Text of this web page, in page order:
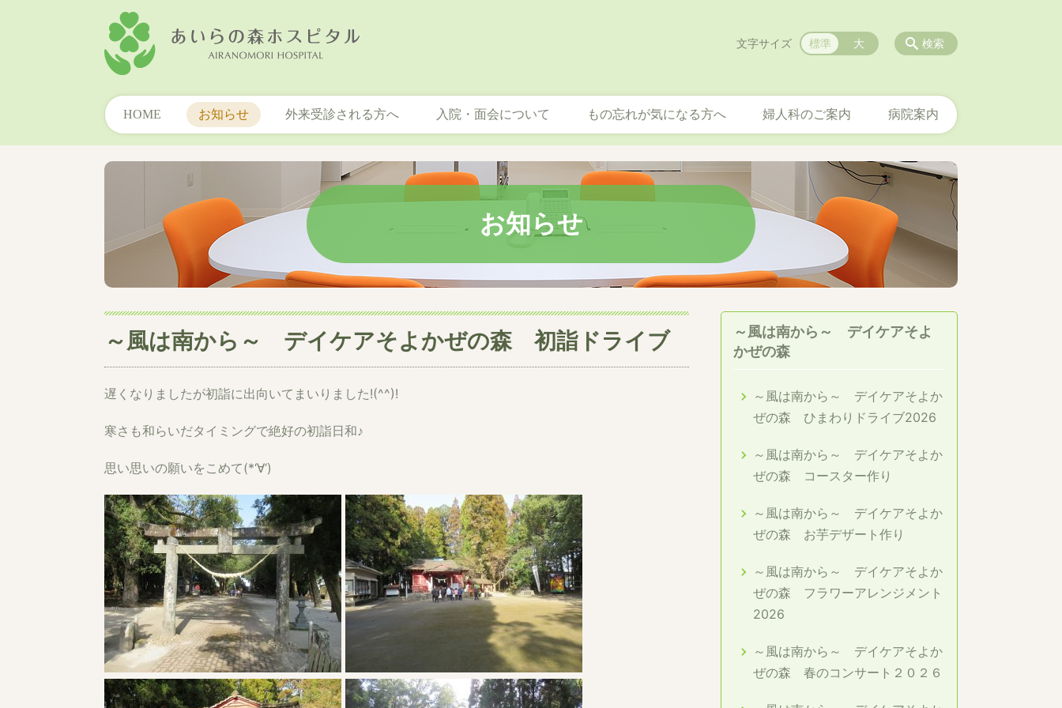
HOME お知らせ 外来受診される方へ 入院・面会について もの忘れが気になる方へ 婦人科のご案内 病院案内
検索
文字サイズ 標準 大
お知らせ
～風は南から～ デイケアそよかぜの森 初詣ドライブ
遅くなりましたが初詣に出向いてまいりました!(^^)!
寒さも和らいだタイミングで絶好の初詣日和♪
思い思いの願いをこめて(*‘∀‘)
～風は南から～ デイケアそよ
かぜの森
～風は南から～ デイケアそよか
ぜの森 ひまわりドライブ2026
～風は南から～ デイケアそよか
ぜの森 コースター作り
～風は南から～ デイケアそよか
ぜの森 お芋デザート作り
～風は南から～ デイケアそよか
ぜの森 フラワーアレンジメント
2026
～風は南から～ デイケアそよか
ぜの森 春のコンサート２０２６